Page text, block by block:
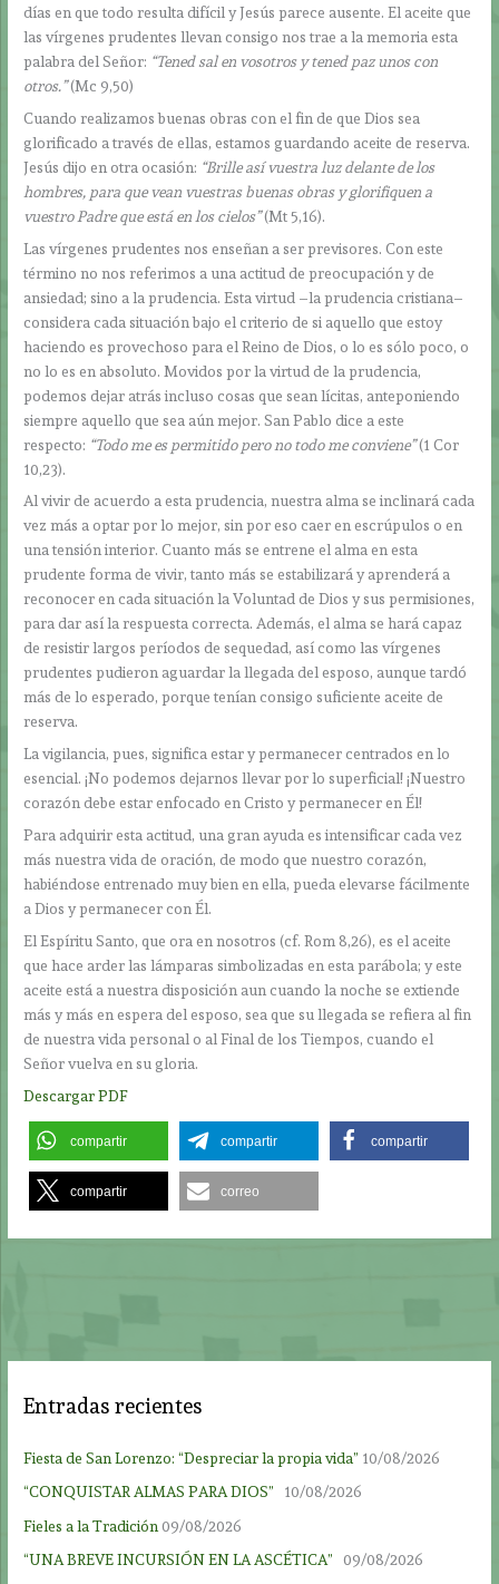
días en que todo resulta difícil y Jesús parece ausente. El aceite que
las vírgenes prudentes llevan consigo nos trae a la memoria esta
palabra del Señor: “Tened sal en vosotros y tened paz unos con
otros.”(Mc 9,50)
Cuando realizamos buenas obras con el fin de que Dios sea
glorificado a través de ellas, estamos guardando aceite de reserva.
Jesús dijo en otra ocasión: “Brille así vuestra luz delante de los
hombres, para que vean vuestras buenas obras y glorifiquen a
vuestro Padre que está en los cielos”(Mt 5,16).
Las vírgenes prudentes nos enseñan a ser previsores. Con este
término no nos referimos a una actitud de preocupación y de
ansiedad; sino a la prudencia. Esta virtud –la prudencia cristiana–
considera cada situación bajo el criterio de si aquello que estoy
haciendo es provechoso para el Reino de Dios, o lo es sólo poco, o
no lo es en absoluto. Movidos por la virtud de la prudencia,
podemos dejar atrás incluso cosas que sean lícitas, anteponiendo
siempre aquello que sea aún mejor. San Pablo dice a este
respecto: “Todo me es permitido pero no todo me conviene”(1 Cor
10,23).
Al vivir de acuerdo a esta prudencia, nuestra alma se inclinará cada
vez más a optar por lo mejor, sin por eso caer en escrúpulos o en
una tensión interior. Cuanto más se entrene el alma en esta
prudente forma de vivir, tanto más se estabilizará y aprenderá a
reconocer en cada situación la Voluntad de Dios y sus permisiones,
para dar así la respuesta correcta. Además, el alma se hará capaz
de resistir largos períodos de sequedad, así como las vírgenes
prudentes pudieron aguardar la llegada del esposo, aunque tardó
más de lo esperado, porque tenían consigo suficiente aceite de
reserva.
La vigilancia, pues, significa estar y permanecer centrados en lo
esencial. ¡No podemos dejarnos llevar por lo superficial! ¡Nuestro
corazón debe estar enfocado en Cristo y permanecer en Él!
Para adquirir esta actitud, una gran ayuda es intensificar cada vez
más nuestra vida de oración, de modo que nuestro corazón,
habiéndose entrenado muy bien en ella, pueda elevarse fácilmente
a Dios y permanecer con Él.
El Espíritu Santo, que ora en nosotros (cf. Rom 8,26), es el aceite
que hace arder las lámparas simbolizadas en esta parábola; y este
aceite está a nuestra disposición aun cuando la noche se extiende
más y más en espera del esposo, sea que su llegada se refiera al fin
de nuestra vida personal o al Final de los Tiempos, cuando el
Señor vuelva en su gloria.
Descargar PDF
compartir compartir compartir
compartir correo
Entradas recientes
Fiesta de San Lorenzo: “Despreciar la propia vida” 10/08/2026
“CONQUISTAR ALMAS PARA DIOS”
10/08/2026
Fieles a la Tradición 09/08/2026
“UNA BREVE INCURSIÓN EN LA ASCÉTICA”
09/08/2026